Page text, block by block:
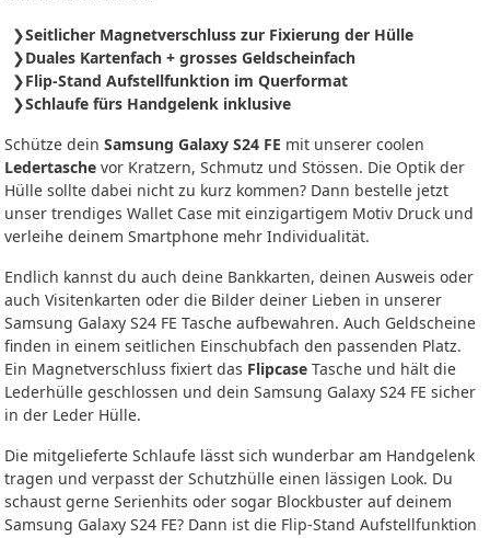
Seitlicher Magnetverschluss zur Fixierung der Hülle
Duales Kartenfach + grosses Geldscheinfach
Flip-Stand Aufstellfunktion im Querformat
Schlaufe fürs Handgelenk inklusive
Schütze dein Samsung Galaxy S24 FE mit unserer coolen
Ledertasche vor Kratzern, Schmutz und Stössen. Die Optik der
Hülle sollte dabei nicht zu kurz kommen? Dann bestelle jetzt
unser trendiges Wallet Case mit einzigartigem Motiv Druck und
verleihe deinem Smartphone mehr Individualität.
Endlich kannst du auch deine Bankkarten, deinen Ausweis oder
auch Visitenkarten oder die Bilder deiner Lieben in unserer
Samsung Galaxy S24 FE Tasche aufbewahren. Auch Geldscheine
finden in einem seitlichen Einschubfach den passenden Platz.
Ein Magnetverschluss fixiert das Flipcase Tasche und hält die
Lederhülle geschlossen und dein Samsung Galaxy S24 FE sicher
in der Leder Hülle.
Die mitgelieferte Schlaufe lässt sich wunderbar am Handgelenk
tragen und verpasst der Schutzhülle einen lässigen Look. Du
schaust gerne Serienhits oder sogar Blockbuster auf deinem
Samsung Galaxy S24 FE? Dann ist die Flip-Stand Aufstellfunktion